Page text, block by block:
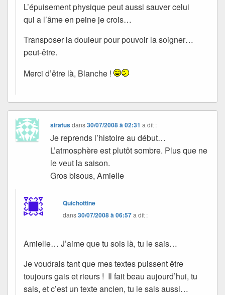
L’épuisement physique peut aussi sauver celui
qui a l’âme en peine je crois…
Transposer la douleur pour pouvoir la soigner…
peut-être.
Merci d’être là, Blanche !
siratusdans30/07/2008 à 02:31 a dit :
Je reprends l’histoire au début…
L’atmosphère est plutôt sombre. Plus que ne
le veut la saison.
Gros bisous, Amielle
Quichottine
dans30/07/2008 à 06:57a dit :
Amielle… J’aime que tu sois là, tu le sais…
Je voudrais tant que mes textes puissent être
toujours gais et rieurs ! Il fait beau aujourd’hui, tu
sais, et c’est un texte ancien, tu le sais aussi…